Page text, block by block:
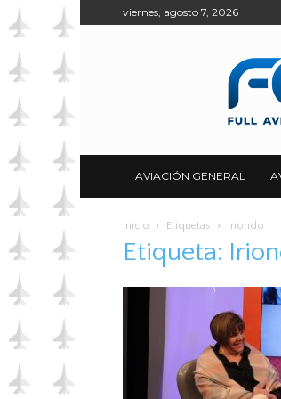
viernes, agosto 7, 2026
AVIACIÓN GENERAL
Inicio Etiquetas Iriondo
Etiqueta: